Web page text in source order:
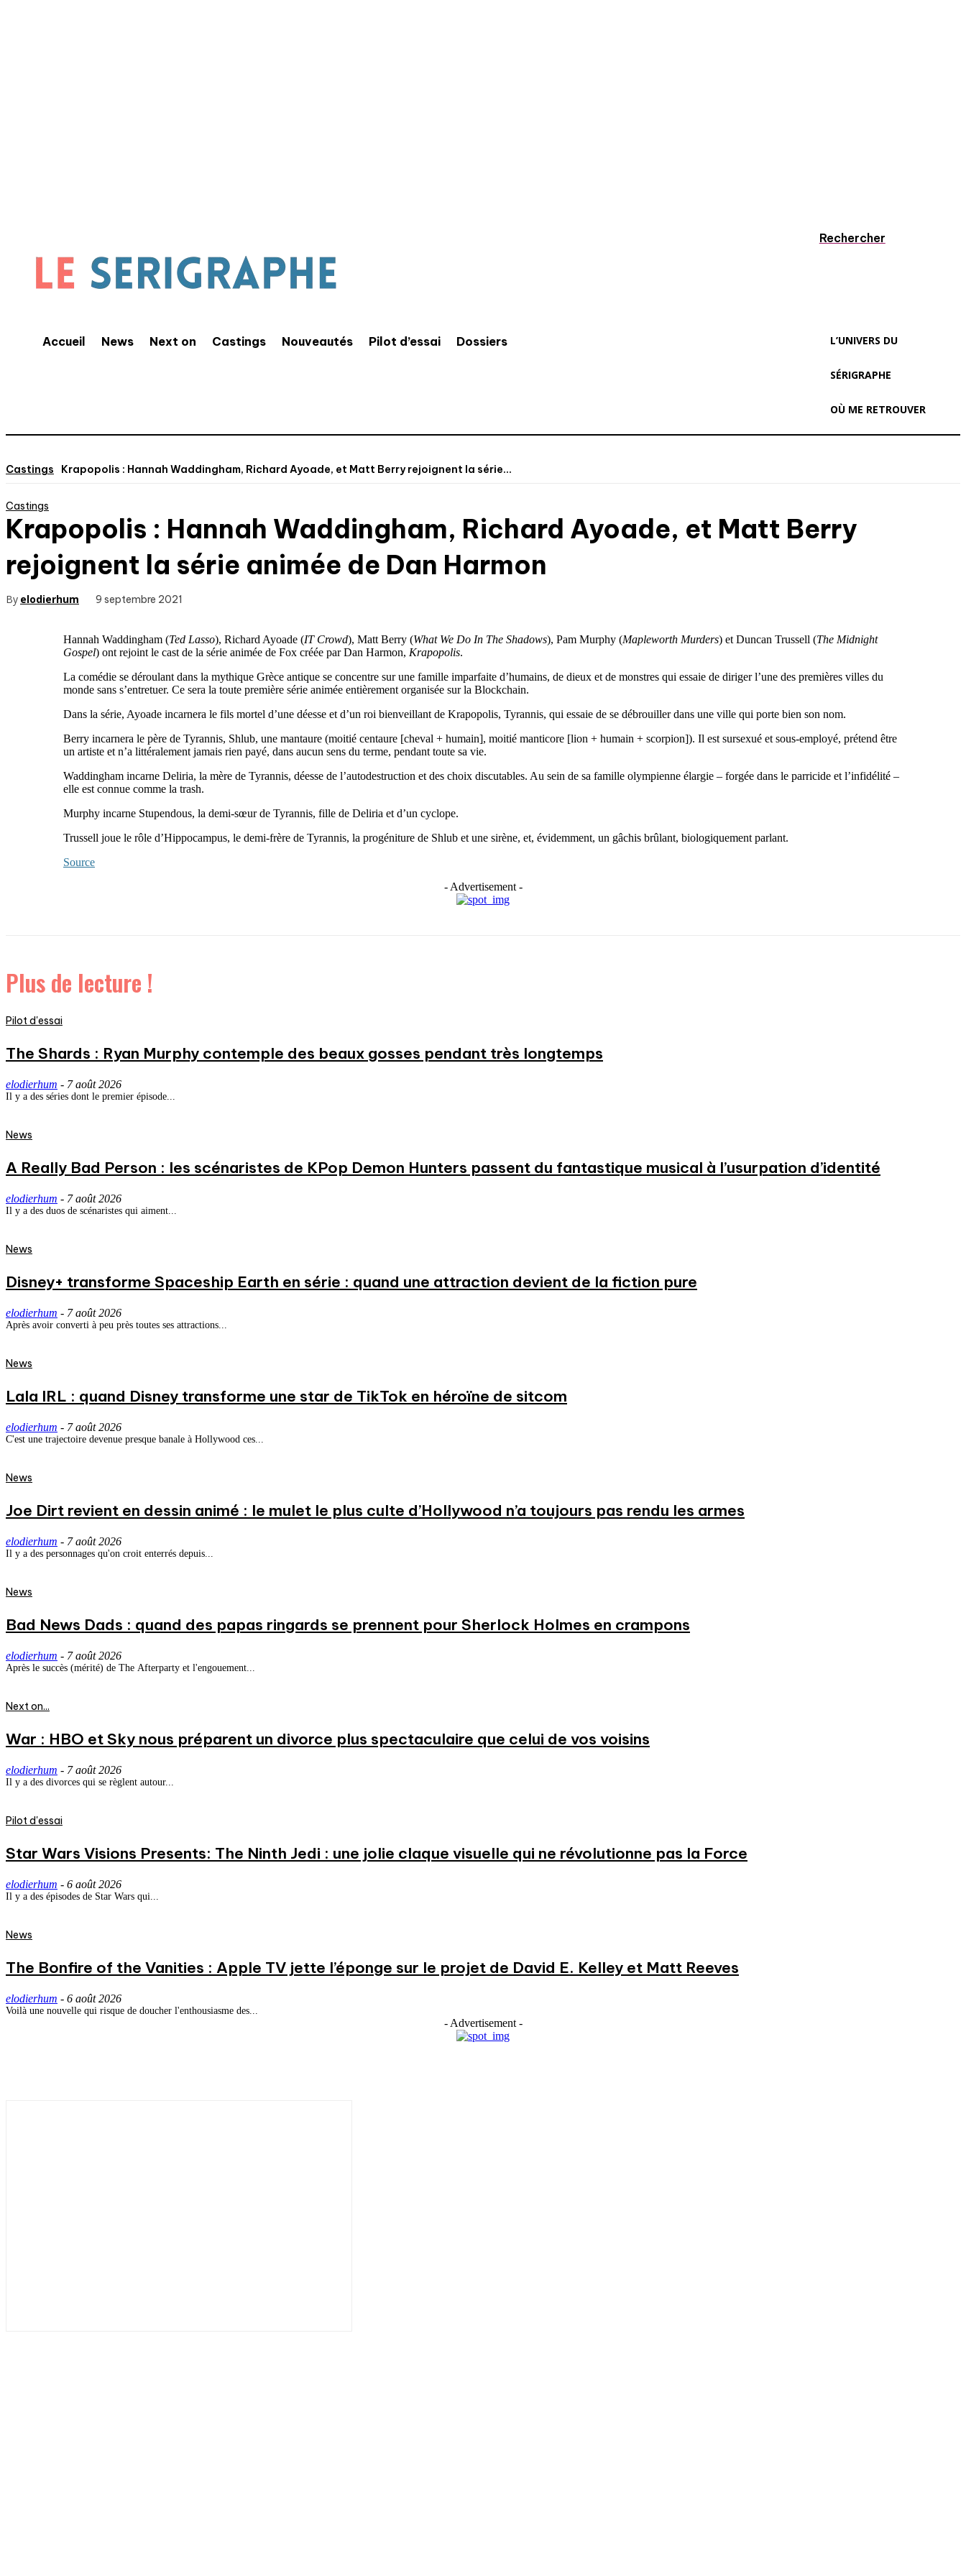
Accueil News Next on Castings Nouveautés Pilot d’essai Dossiers
Rechercher
L’UNIVERS DU
SÉRIGRAPHE
OÙ ME RETROUVER
Castings Krapopolis : Hannah Waddingham, Richard Ayoade, et Matt Berry rejoignent la série...
Castings
Krapopolis : Hannah Waddingham, Richard Ayoade, et Matt Berry
rejoignent la série animée de Dan Harmon
By elodierhum 9 septembre 2021
Hannah Waddingham (Ted Lasso), Richard Ayoade (IT Crowd), Matt Berry (What We Do In The Shadows), Pam Murphy (Mapleworth Murders) et Duncan Trussell (The Midnight
Gospel) ont rejoint le cast de la série animée de Fox créée par Dan Harmon, Krapopolis.
La comédie se déroulant dans la mythique Grèce antique se concentre sur une famille imparfaite d’humains, de dieux et de monstres qui essaie de diriger l’une des premières villes du
monde sans s’entretuer. Ce sera la toute première série animée entièrement organisée sur la Blockchain.
Dans la série, Ayoade incarnera le fils mortel d’une déesse et d’un roi bienveillant de Krapopolis, Tyrannis, qui essaie de se débrouiller dans une ville qui porte bien son nom.
Berry incarnera le père de Tyrannis, Shlub, une mantaure (moitié centaure [cheval + humain], moitié manticore [lion + humain + scorpion]). Il est sursexué et sous-employé, prétend être
un artiste et n’a littéralement jamais rien payé, dans aucun sens du terme, pendant toute sa vie.
Waddingham incarne Deliria, la mère de Tyrannis, déesse de l’autodestruction et des choix discutables. Au sein de sa famille olympienne élargie – forgée dans le parricide et l’infidélité –
elle est connue comme la trash.
Murphy incarne Stupendous, la demi-sœur de Tyrannis, fille de Deliria et d’un cyclope.
Trussell joue le rôle d’Hippocampus, le demi-frère de Tyrannis, la progéniture de Shlub et une sirène, et, évidemment, un gâchis brûlant, biologiquement parlant.
Source
- Advertisement -
Plus de lecture !
Pilot d'essai
The Shards : Ryan Murphy contemple des beaux gosses pendant très longtemps
elodierhum - 7 août 2026
Il y a des séries dont le premier épisode...
News
A Really Bad Person : les scénaristes de KPop Demon Hunters passent du fantastique musical à l’usurpation d’identité
elodierhum - 7 août 2026
Il y a des duos de scénaristes qui aiment...
News
Disney+ transforme Spaceship Earth en série : quand une attraction devient de la fiction pure
elodierhum - 7 août 2026
Après avoir converti à peu près toutes ses attractions...
News
Lala IRL : quand Disney transforme une star de TikTok en héroïne de sitcom
elodierhum - 7 août 2026
C'est une trajectoire devenue presque banale à Hollywood ces...
News
Joe Dirt revient en dessin animé : le mulet le plus culte d’Hollywood n’a toujours pas rendu les armes
elodierhum - 7 août 2026
Il y a des personnages qu'on croit enterrés depuis...
News
Bad News Dads : quand des papas ringards se prennent pour Sherlock Holmes en crampons
elodierhum - 7 août 2026
Après le succès (mérité) de The Afterparty et l'engouement...
Next on...
War : HBO et Sky nous préparent un divorce plus spectaculaire que celui de vos voisins
elodierhum - 7 août 2026
Il y a des divorces qui se règlent autour...
Pilot d'essai
Star Wars Visions Presents: The Ninth Jedi : une jolie claque visuelle qui ne révolutionne pas la Force
elodierhum - 6 août 2026
Il y a des épisodes de Star Wars qui...
News
The Bonfire of the Vanities : Apple TV jette l’éponge sur le projet de David E. Kelley et Matt Reeves
elodierhum - 6 août 2026
Voilà une nouvelle qui risque de doucher l'enthousiasme des...
- Advertisement -